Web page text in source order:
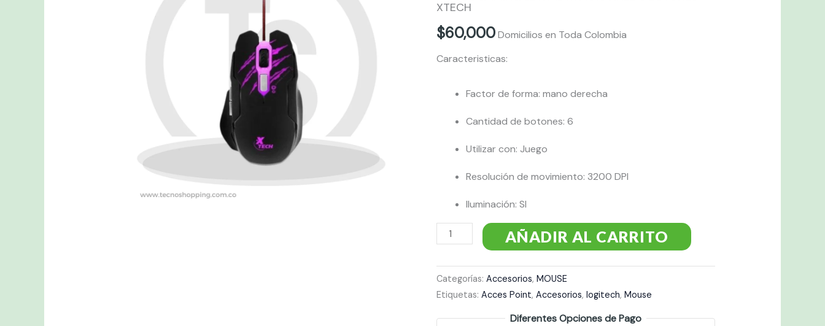
XTECH
$60,000 Domicilios en Toda Colombia
Caracteristicas:
Factor de forma: mano derecha
Cantidad de botones: 6
Utilizar con: Juego
Resolución de movimiento: 3200 DPI
Iluminación: SI
HAZE
6
BOTONES
XTECH
AÑADIR AL CARRITO
Categorías:Accesorios,MOUSE
Etiquetas:Acces Point,Accesorios,logitech,Mouse
Diferentes Opciones de Pago